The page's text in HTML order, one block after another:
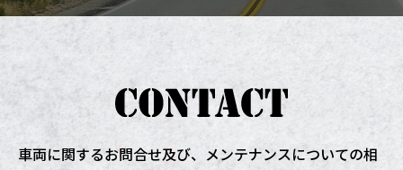
車両に関するお問合せ及び、 メンテナンスについての相